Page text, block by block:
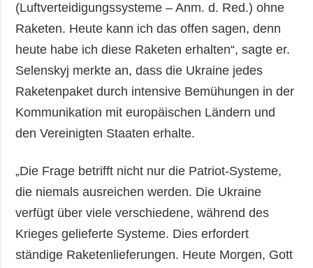
(Luftverteidigungssysteme – Anm. d. Red.) ohne
Raketen. Heute kann ich das offen sagen, denn
heute habe ich diese Raketen erhalten“, sagte er.
Selenskyj merkte an, dass die Ukraine jedes
Raketenpaket durch intensive Bemühungen in der
Kommunikation mit europäischen Ländern und
den Vereinigten Staaten erhalte.
„Die Frage betrifft nicht nur die Patriot-Systeme,
die niemals ausreichen werden. Die Ukraine
verfügt über viele verschiedene, während des
Krieges gelieferte Systeme. Dies erfordert
ständige Raketenlieferungen. Heute Morgen, Gott